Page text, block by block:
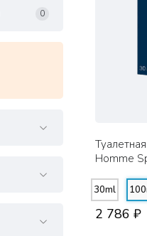
0
Homme
30ml
2 786 ₽